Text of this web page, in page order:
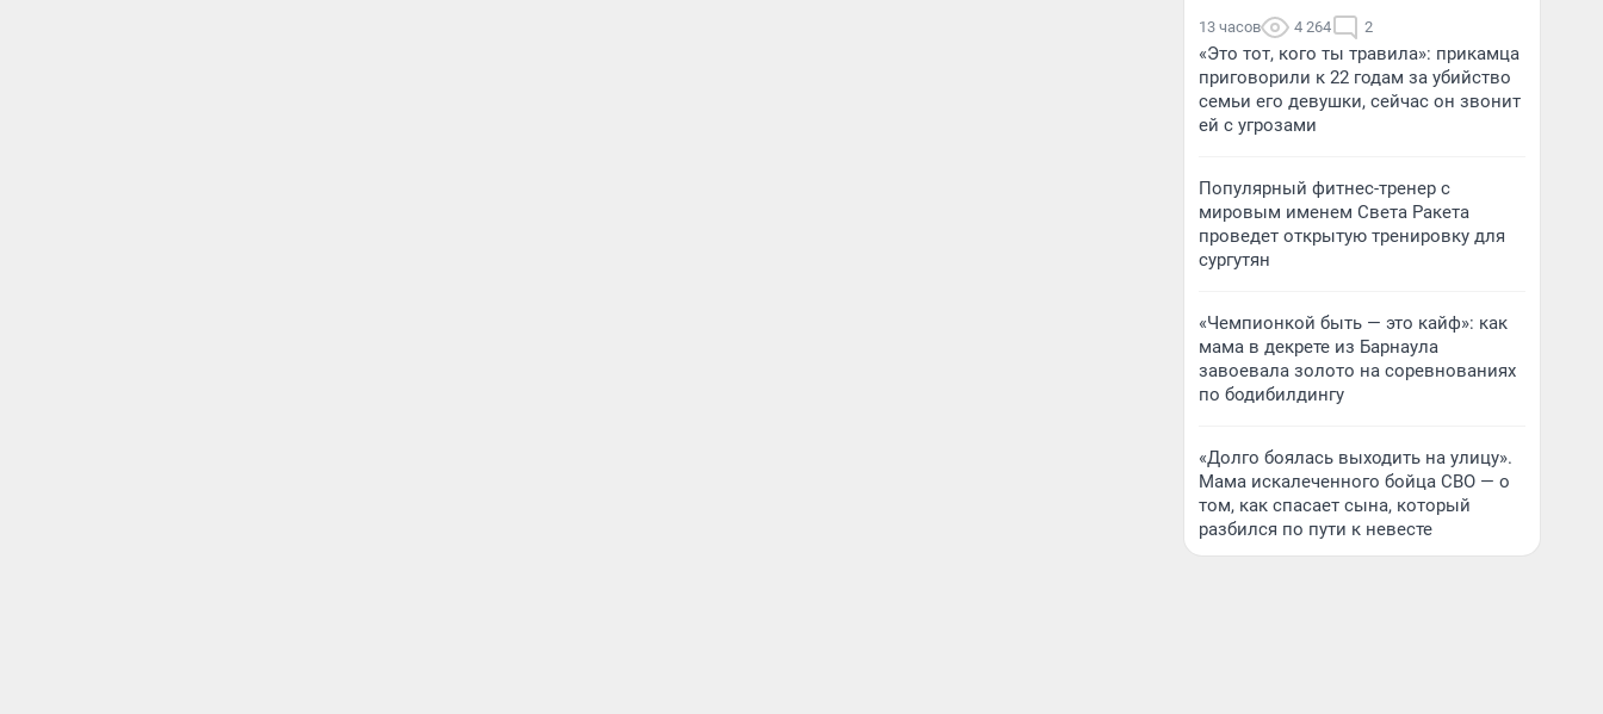
13 часов 4 264 2
«Это тот, кого ты травила»: прикамца
приговорили к 22 годам за убийство
семьи его девушки, сейчас он звонит
ей с угрозами
Популярный фитнес-тренер с
мировым именем Света Ракета
проведет открытую тренировку для
сургутян
«Чемпионкой быть — это кайф»: как
мама в декрете из Барнаула
завоевала золото на соревнованиях
по бодибилдингу
«Долго боялась выходить на улицу».
Мама искалеченного бойца СВО — о
том, как спасает сына, который
разбился по пути к невесте